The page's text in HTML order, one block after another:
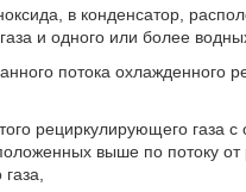
в конденсатор,
и одного или более
потока охлажденного
рециркулирующего
выше по потоку